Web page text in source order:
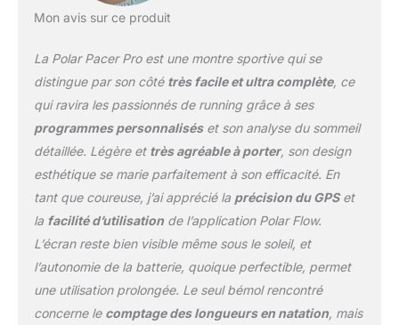
(jusqu'à 100 heures
automatique du sommeil
et de la récupération:
observez comment votre
corps récupère pendant
la nuit, grâce au suivi de
du temps passé dans
chaque phase du
sommeil. Écran lumineux
pour une lisibilité
optimale en toutes
conditions: lisez
clairement vos
Mon avis sur ce produit
La Polar Pacer Pro est une montre sportive qui se
distingue par son côté très facile et ultra complète, ce
qui ravira les passionnés de running grâce à ses
programmes personnaliséset son analyse du sommeil
détaillée. Légère et très agréable à porter, son design
esthétique se marie parfaitement à son efficacité. En
tant que coureuse, j’ai apprécié la précision du GPSet
la facilité d’utilisationde l’application Polar Flow.
L’écran reste bien visible même sous le soleil, et
l’autonomie de la batterie, quoique perfectible, permet
une utilisation prolongée. Le seul bémol rencontré
concerne le comptage des longueurs en natation, mais